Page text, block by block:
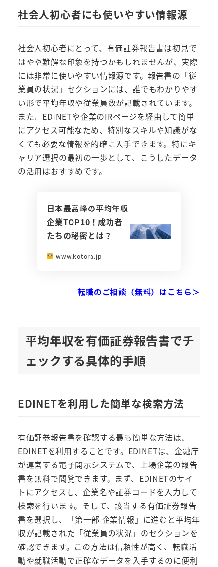
社会人初心者にも使いやすい情報源
社会人初心者にとって、有価証券報告書は初見で
はやや難解な印象を持つかもしれませんが、実際
には非常に使いやすい情報源です。報告書の「従
業員の状況」セクションには、誰でもわかりやす
い形で平均年収や従業員数が記載されています。
また、EDINETや企業のIRページを経由して簡単
にアクセス可能なため、特別なスキルや知識がな
くても必要な情報を的確に入手できます。特にキ
ャリア選択の最初の一歩として、こうしたデータ
の活用はおすすめです。
日本最高峰の平均年収
企業TOP10！成功者
たちの秘密とは？
www.kotora.jp
転職のご相談（無料）はこちら＞
平均年収を有価証券報告書でチ
ェックする具体的手順
EDINETを利用した簡単な検索方法
有価証券報告書を確認する最も簡単な方法は、
EDINETを利用することです。EDINETは、金融庁
が運営する電子開示システムで、上場企業の報告
書を無料で閲覧できます。まず、EDINETのサイ
トにアクセスし、企業名や証券コードを入力して
検索を行います。そして、該当する有価証券報告
書を選択し、「第一部 企業情報」に進むと平均年
収が記載された「従業員の状況」のセクションを
確認できます。この方法は信頼性が高く、転職活
動や就職活動で正確なデータを入手するのに便利